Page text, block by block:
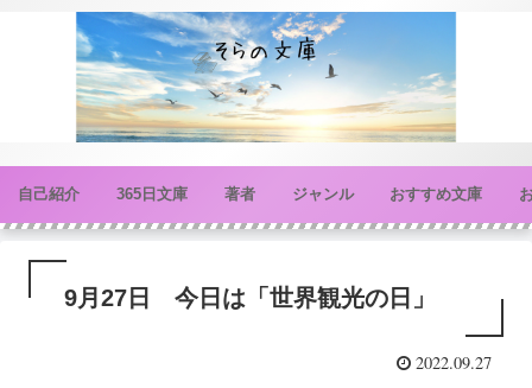
自己紹介 365日文庫 著者 ジャンル おすすめ文庫
9月27日 今日は「世界観光の日」
2022.09.27